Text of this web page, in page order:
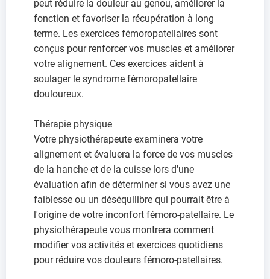
peut réduire la douleur au genou, améliorer la
fonction et favoriser la récupération à long
terme. Les exercices fémoropatellaires sont
conçus pour renforcer vos muscles et améliorer
votre alignement. Ces exercices aident à
soulager le syndrome fémoropatellaire
douloureux.
Thérapie physique
Votre physiothérapeute examinera votre
alignement et évaluera la force de vos muscles
de la hanche et de la cuisse lors d'une
évaluation afin de déterminer si vous avez une
faiblesse ou un déséquilibre qui pourrait être à
l'origine de votre inconfort fémoro-patellaire. Le
physiothérapeute vous montrera comment
modifier vos activités et exercices quotidiens
pour réduire vos douleurs fémoro-patellaires.